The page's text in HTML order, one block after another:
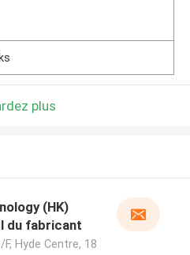
plus
(HK)
du fabricant
F, Hyde Centre, 18